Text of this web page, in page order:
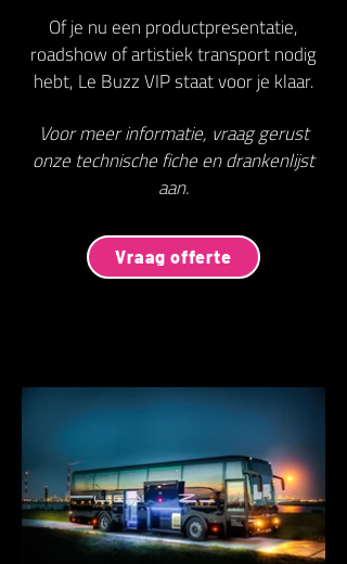
Of je nu een productpresentatie,
roadshow of artistiek transport nodig
hebt, Le Buzz VIP staat voor je klaar.
Voor meer informatie, vraag gerust
onze technische fiche en drankenlijst
aan.
Vraag offerte